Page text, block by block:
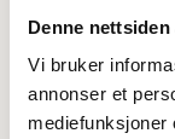
Denne
Vi bruker
annonser et
mediefunksjoner
urter.
Ha litt ekstra
løser du enkelt